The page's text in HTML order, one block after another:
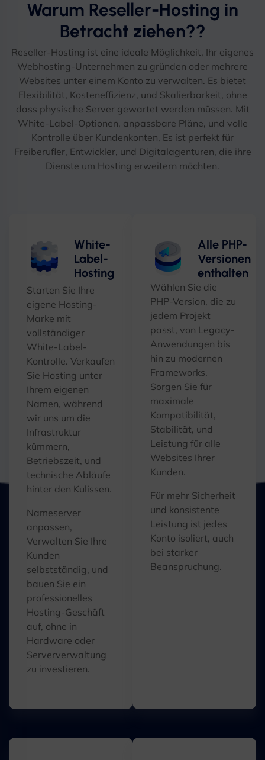
Warum Reseller-Hosting in
Betracht ziehen??
Reseller-Hosting ist eine ideale Möglichkeit, Ihr eigenes
Webhosting-Unternehmen zu gründen oder mehrere
Websites unter einem Konto zu verwalten. Es bietet
Flexibilität, Kosteneffizienz, und Skalierbarkeit, ohne
dass physische Server gewartet werden müssen. Mit
White-Label-Optionen, anpassbare Pläne, und volle
Kontrolle über Kundenkonten, Es ist perfekt für
Freiberufler, Entwickler, und Digitalagenturen, die ihre
Dienste um Hosting erweitern möchten.
White-
Label-
Hosting
Starten Sie Ihre
eigene Hosting-
Marke mit
vollständiger
White-Label-
Kontrolle. Verkaufen
Sie Hosting unter
Ihrem eigenen
Namen, während
wir uns um die
Infrastruktur
kümmern,
Betriebszeit, und
technische Abläufe
hinter den Kulissen.
Nameserver
anpassen,
Verwalten Sie Ihre
Kunden
selbstständig, und
bauen Sie ein
professionelles
Hosting-Geschäft
auf, ohne in
Hardware oder
Serververwaltung
zu investieren.
Alle PHP-
Versionen
enthalten
Wählen Sie die
PHP-Version, die zu
jedem Projekt
passt, von Legacy-
Anwendungen bis
hin zu modernen
Frameworks.
Sorgen Sie für
maximale
Kompatibilität,
Stabilität, und
Leistung für alle
Websites Ihrer
Kunden.
Für mehr Sicherheit
und konsistente
Leistung ist jedes
Konto isoliert, auch
bei starker
Beanspruchung.